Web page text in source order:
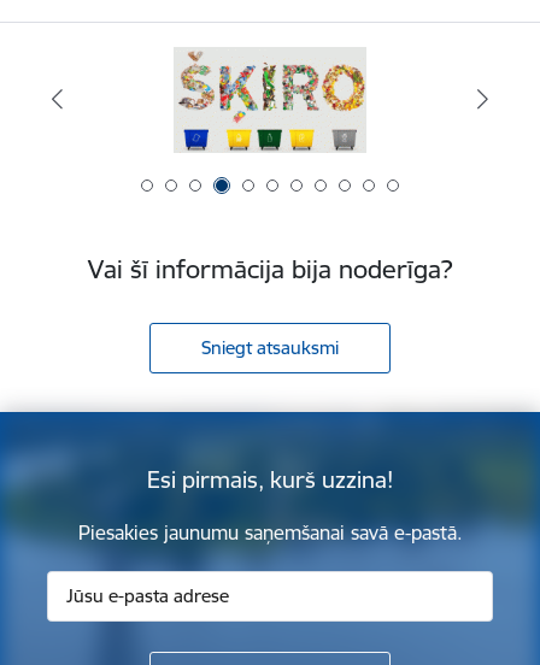
Vai šī informācija bija noderīga?
Sniegt atsauksmi
Esi pirmais, kurš uzzina!
Piesakies jaunumu saņemšanai savā e-pastā.